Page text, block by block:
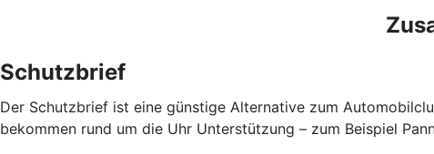
Schutzbrief
Der Schutzbrief ist eine günstige Alternative zum
bekommen rund um die Uhr Unterstützung – zum Beispiel